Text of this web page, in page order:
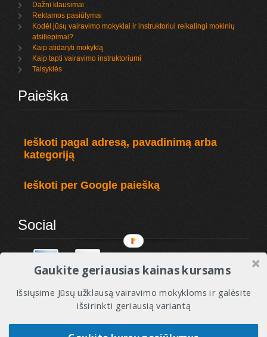
Dažni klausimai
Reklamos pasiūlymai
Kodėl jūsų vairavimo mokyklai ir instruktoriui reikalingi mokinių
atsiliepimai?
Kaip atidaryti mokyklą
Kaip tapti vairavimo instruktoriumi
Taisyklės
Paieška
Ieškoti pagal adresą, pavadinimą arba
kategoriją
Ieškoti per Google paiešką
Social
Gaukite geriausias kainas kursams
Išsiųsime Jūsų užklausą vairavimo mokykloms ir galėsite
išsirinkti geriausią variantą